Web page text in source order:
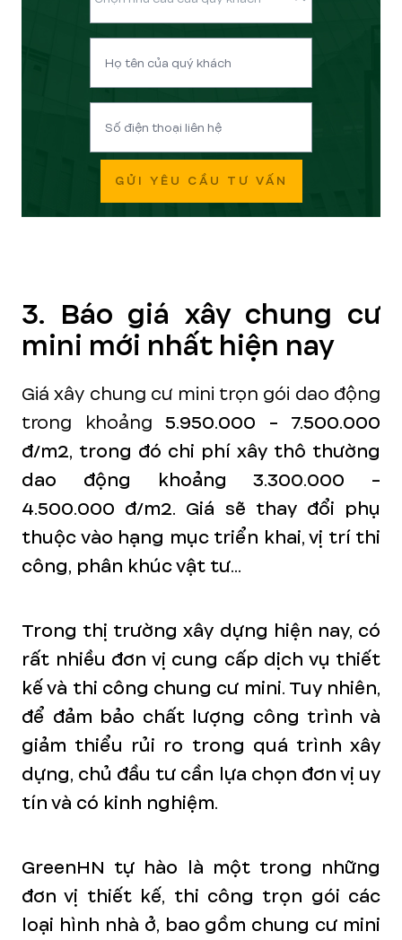
GỬI YÊU CẦU TƯ VẤN
3. Báo giá xây chung cư
mini mới nhất hiện nay
Giá xây chung cư mini trọn gói dao động
trong khoảng 5.950.000 - 7.500.000
đ/m2, trong đó chi phí xây thô thường
dao động khoảng 3.300.000 -
4.500.000 đ/m2. Giá sẽ thay đổi phụ
thuộc vào hạng mục triển khai, vị trí thi
công, phân khúc vật tư...
Trong thị trường xây dựng hiện nay, có
rất nhiều đơn vị cung cấp dịch vụ thiết
kế và thi công chung cư mini. Tuy nhiên,
để đảm bảo chất lượng công trình và
giảm thiểu rủi ro trong quá trình xây
dựng, chủ đầu tư cần lựa chọn đơn vị uy
tín và có kinh nghiệm.
GreenHN tự hào là một trong những
đơn vị thiết kế, thi công trọn gói các
loại hình nhà ở, bao gồm chung cư mini